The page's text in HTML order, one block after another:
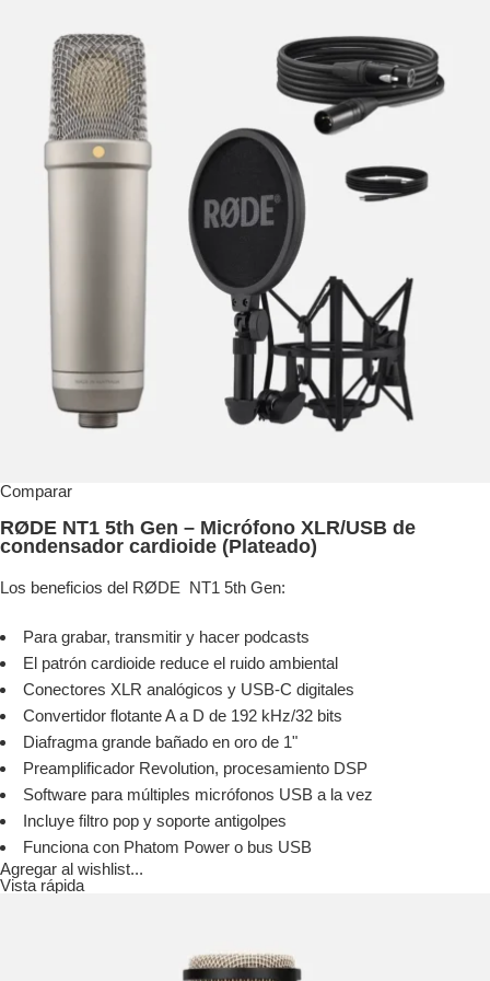
Comparar
RØDE NT1 5th Gen – Micrófono XLR/USB de
condensador cardioide (Plateado)
Los beneficios del RØDE NT1 5th Gen:
Para grabar, transmitir y hacer podcasts
El patrón cardioide reduce el ruido ambiental
Conectores XLR analógicos y USB-C digitales
Convertidor flotante A a D de 192 kHz/32 bits
Diafragma grande bañado en oro de 1"
Preamplificador Revolution, procesamiento DSP
Software para múltiples micrófonos USB a la vez
Incluye filtro pop y soporte antigolpes
Funciona con Phatom Power o bus USB
Agregar al wishlist...
Vista rápida